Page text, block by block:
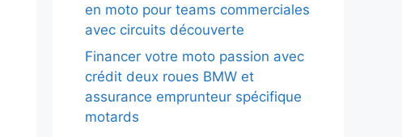
en moto pour teams commerciales
avec circuits découverte
Financer votre moto passion avec
crédit deux roues BMW et
assurance emprunteur spécifique
motards